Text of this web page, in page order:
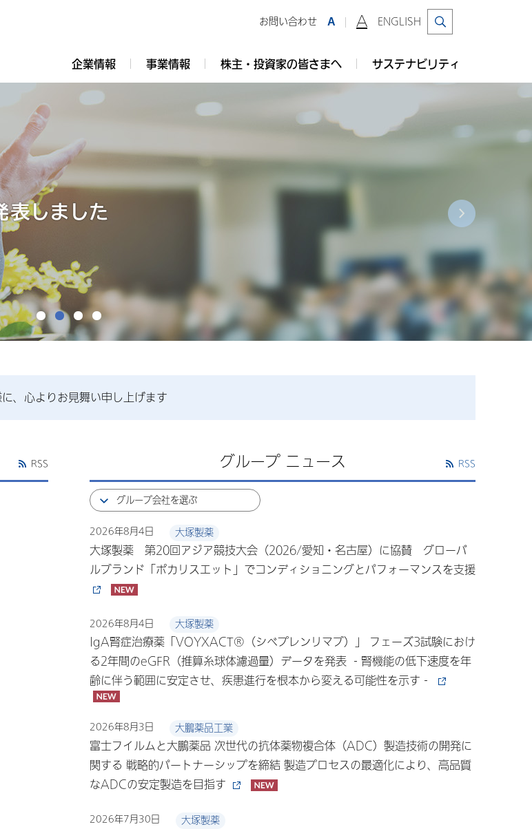
お問い合わせ A A ENGLISH
企業情報 事業情報 株主・投資家の皆さまへ サステナビリティ
、心よりお見舞い申し上げます
RSS グループ ニュース RSS
2026年8月4日 大塚製薬
大塚製薬 第20回アジア競技大会（2026/愛知・名古屋）に協賛 グローバ
ルブランド「ポカリスエット」でコンディショニングとパフォーマンスを支援
2026年8月4日 大塚製薬
IgA腎症治療薬「VOYXACT®（シベプレンリマブ）」 フェーズ3試験におけ
る2年間のeGFR（推算糸球体濾過量）データを発表 ‐腎機能の低下速度を年
齢に伴う範囲に安定させ、疾患進行を根本から変える可能性を示す‐
2026年8月3日 大鵬薬品工業
富士フイルムと大鵬薬品 次世代の抗体薬物複合体（ADC）製造技術の開発に
関する 戦略的パートナーシップを締結 製造プロセスの最適化により、高品質
なADCの安定製造を目指す
2026年7月30日 大塚製薬